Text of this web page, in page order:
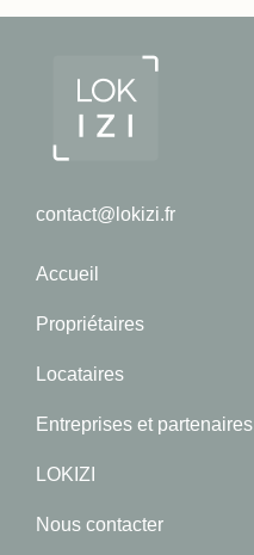
contact@lokizi.fr
Accueil
Propriétaires
Locataires
Entreprises et partenaires
LOKIZI
Nous contacter